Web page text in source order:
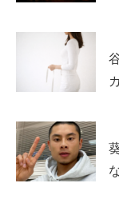
お母さんは専業
このように、家
塁さんがたびた